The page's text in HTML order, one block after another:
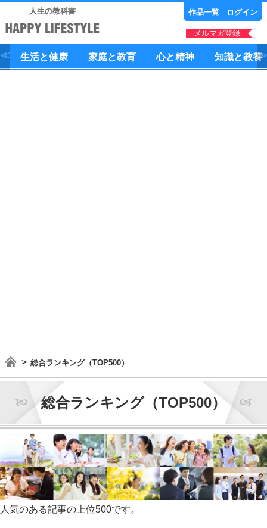
人生の教科書 作品一覧 ログイン
メルマガ登録
生活と健康 家庭と教育 心と精神 知識と教養
総合ランキング（TOP500）
総合ランキング（TOP500）
人気のある記事の上位500です。